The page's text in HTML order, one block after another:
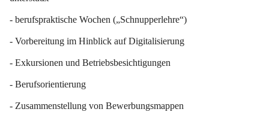
- berufspraktische Wochen („Schnupperlehre“)
- Vorbereitung im Hinblick auf Digitalisierung
- Exkursionen und Betriebsbesichtigungen
- Berufsorientierung
- Zusammenstellung von Bewerbungsmappen